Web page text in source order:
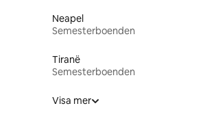
Neapel
Semesterboenden
Tiranë
Semesterboenden
Visa mer